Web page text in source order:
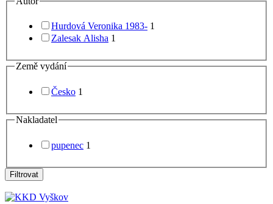
Hurdová Veronika 1983- 1
Zalesak Alisha 1
Země vydání
Česko 1
Nakladatel
pupenec 1
Filtrovat